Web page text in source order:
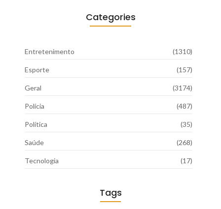
Categories
Entretenimento (1310)
Esporte (157)
Geral (3174)
Polícia (487)
Política (35)
Saúde (268)
Tecnologia (17)
Tags